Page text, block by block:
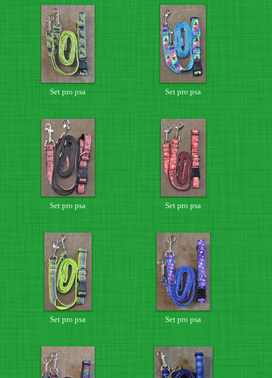
Set pro psa Set pro psa
Set pro psa Set pro psa
Set pro psa Set pro psa